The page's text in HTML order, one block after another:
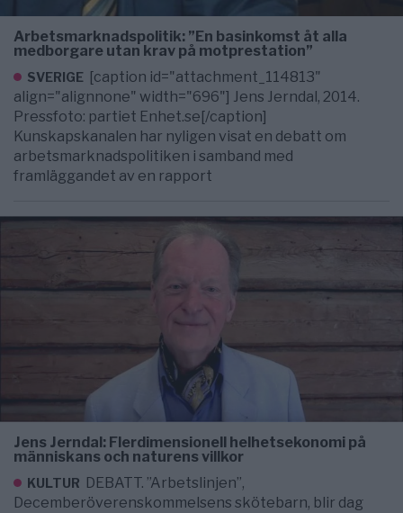
Arbetsmarknadspolitik: ”En basinkomst åt alla
medborgare utan krav på motprestation”
SVERIGE [caption id="attachment_114813"
align="alignnone" width="696"] Jens Jerndal, 2014.
Pressfoto: partiet Enhet.se[/caption]
Kunskapskanalen har nyligen visat en debatt om
arbetsmarknadspolitiken i samband med
framläggandet av en rapport
Jens Jerndal: Flerdimensionell helhetsekonomi på
människans och naturens villkor
KULTUR DEBATT. ”Arbetslinjen”,
Decemberöverenskommelsens skötebarn, blir dag